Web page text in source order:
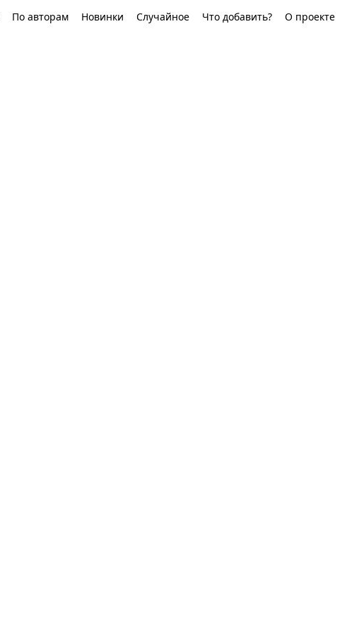
По авторам Новинки Случайное Что добавить? О проекте